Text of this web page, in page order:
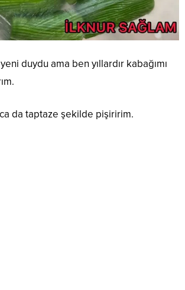
duydu ama ben yıllardır kabağımı
da taptaze şekilde pişiririm.